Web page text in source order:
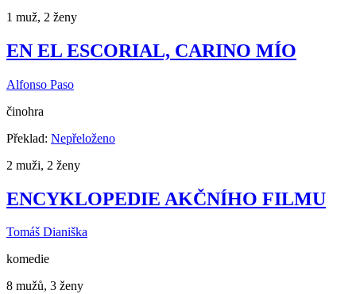
1 muž, 2 ženy
EN EL ESCORIAL, CARINO MÍO
Alfonso Paso
činohra
Překlad: Nepřeloženo
2 muži, 2 ženy
ENCYKLOPEDIE AKČNÍHO FILMU
Tomáš Dianiška
komedie
8 mužů, 3 ženy